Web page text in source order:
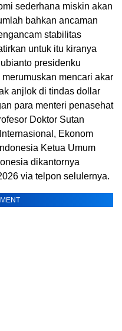
sederhana miskin akan
bahkan ancaman
stabilitas
untuk itu kiranya
presidenku
mencari akar
anjlok di tindas dollar
para menteri penasehat
Doktor Sutan
Ekonom
Ketua Umum
dikantornya
via telpon selulernya.